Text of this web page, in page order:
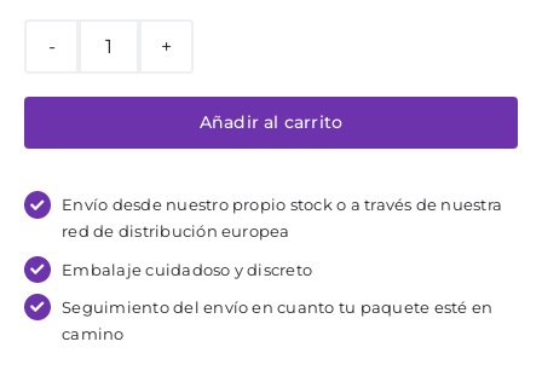
Steed
cantidad
Añadir al carrito
Envío desde nuestro propio stock o a través de nuestra
red de distribución europea
Embalaje cuidadoso y discreto
Seguimiento del envío en cuanto tu paquete esté en
camino